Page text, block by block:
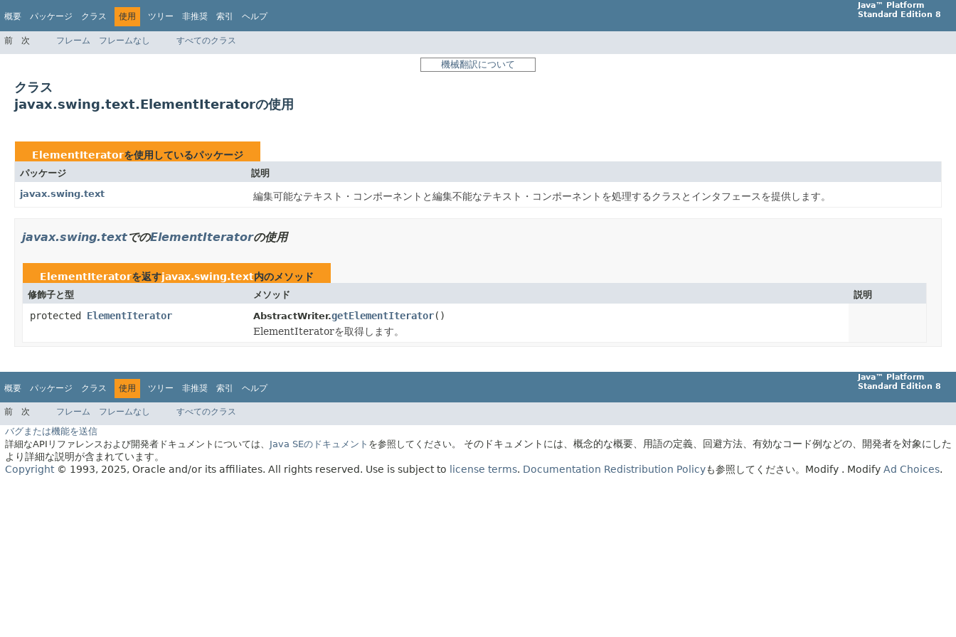
概要 パッケージ クラス 使用 ツリー 非推奨 索引 ヘルプ
Java™ Platform
Standard Edition 8
前 次 フレーム フレームなし すべてのクラス
機械翻訳について
クラス
javax.swing.text.ElementIteratorの使用
ElementIteratorを使用しているパッケージ
パッケージ
説明
javax.swing.text
編集可能なテキスト・コンポーネントと編集不能なテキスト・コンポーネントを処理するクラスとインタフェースを提供します。
javax.swing.textでのElementIteratorの使用
ElementIteratorを返すjavax.swing.text内のメソッド
修飾子と型 メソッド 説明
protected ElementIterator AbstractWriter.getElementIterator()
ElementIteratorを取得します。
概要 パッケージ クラス 使用 ツリー 非推奨 索引 ヘルプ
Java™ Platform
Standard Edition 8
前 次 フレーム フレームなし すべてのクラス
バグまたは機能を送信
詳細なAPIリファレンスおよび開発者ドキュメントについては、 Java SEのドキュメント を参照してください。
そのドキュメントには、概念的な概要、用語の定義、回避方法、有効なコード例などの、開発者を対象にした
より詳細な説明が含まれています。
Copyright© 1993, 2025, Oracle and/or its affiliates. All rights reserved. Use is subject to license terms. Documentation Redistribution Policyも参照してください。 Modify . Modify Ad Choices.